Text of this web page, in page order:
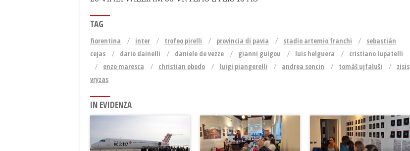
TAG
fiorentina inter trofeo pirelli provincia di pavia stadio artemio franchi
sebastián
cejas
dario dainelli daniele de vezze gianni guigou luis helguera
cristiano lupatelli
enzo maresca
christian obodo luigi piangerelli andrea soncin tomáš ujfaluši
zisis
vryzas
IN EVIDENZA